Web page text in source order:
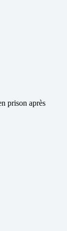
prison après